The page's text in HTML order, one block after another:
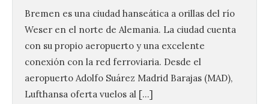
Bremen es una ciudad hanseática a orillas del río
Weser en el norte de Alemania. La ciudad cuenta
con su propio aeropuerto y una excelente
conexión con la red ferroviaria. Desde el
aeropuerto Adolfo Suárez Madrid Barajas (MAD),
Lufthansa oferta vuelos al […]